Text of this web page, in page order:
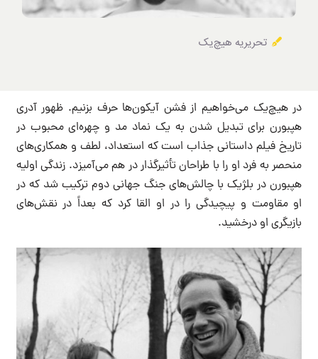
تحریریه هیچ‌یک
در هیچ‌یک می‌خواهیم از فشن آیکون‌ها حرف بزنیم. ظهور آدری
هپبورن برای تبدیل شدن به یک نماد مد و چهره‌ای محبوب در
تاریخ فیلم داستانی جذاب است که استعداد، لطف و همکاری‌های
منحصر به فرد او را با طراحان تأثیرگذار در هم می‌آمیزد. زندگی اولیه
هپبورن در بلژیک با چالش‌های جنگ جهانی دوم ترکیب شد که در
او مقاومت و پیچیدگی را در او القا کرد که بعداً در نقش‌های
بازیگری او درخشید.